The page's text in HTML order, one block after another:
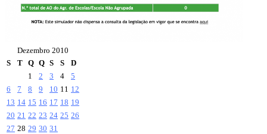
Dezembro 2010
S
T Q Q S S
D
1
2 3 4
5
6
7 8 9 10 11 12
13 14 15 16 17 18 19
20 21 22 23 24 25 26
27 28 29 30 31